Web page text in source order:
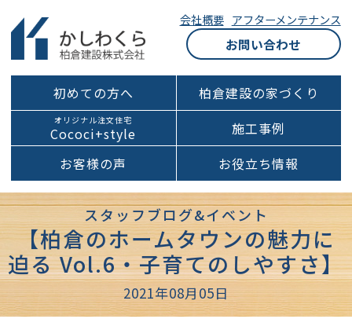
会社概要 アフターメンテナンス
お問い合わせ
初めての方へ 柏倉建設の家づくり
オリジナル注文住宅
Cococi+style
施工事例
お客様の声
お役立ち情報
スタッフブログ&イベント
【柏倉のホームタウンの魅力に
迫る Vol.6・子育てのしやすさ】
2021年08月05日